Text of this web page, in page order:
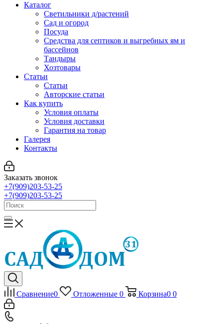
Каталог
Светильники д/растений
Сад и огород
Посуда
Средства для септиков и выгребных ям и
бассейнов
Тандыры
Хозтовары
Статьи
Статьи
Авторские статьи
Как купить
Условия оплаты
Условия доставки
Гарантия на товар
Галерея
Контакты
Заказать звонок
+7(909)203-53-25
+7(909)203-53-25
Сравнение0 Отложенные 0 Корзина0 0